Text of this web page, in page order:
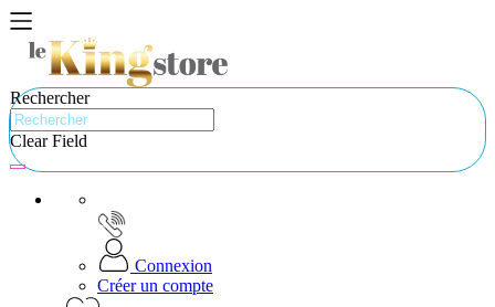
Rechercher
Clear Field
Connexion
Créer un compte